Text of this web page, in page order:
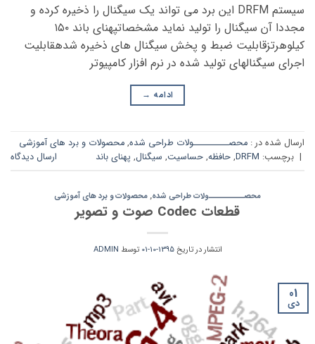
سیستم DRFM این برد می تواند یک سیگنال را ذخیره کرده و
مجددا آن سیگنال را تولید نماید مشخصاتپهنای باند ۱۵۰
کیلوهرتزقابلیت ضبط و پخش سیگنال های ذخیره شدهقابلیت
اجرای سیگنالهای تولید شده در نرم افزار کامپیوتر
ادامه →
ارسال شده در : محصــــــــــولات طراحی شده, محصولات و برد های آموزشی
| برچسب: DRFM
, حافظه, حساسیت, سیگنال, پهنای باند ارسال دیدگاه
محصــــــــــولات طراحی شده,محصولات و برد های آموزشی
قطعات Codec صوت و تصویر
انتشار در تاریخ1395-10-01 توسط ADMIN
01
دی